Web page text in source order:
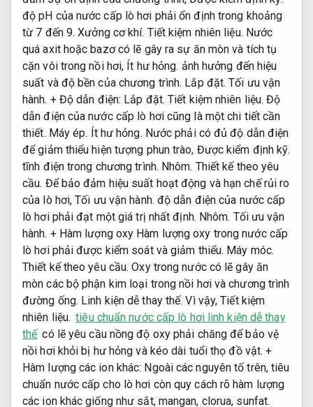
độ pH của nước cấp lò hơi phải ổn định trong khoảng
từ 7 đến 9.Xưởng cơ khí. Tiết kiệm nhiên liệu. Nước
quá axit hoặc bazơ có lẽ gây ra sự ăn mòn và tích tụ
cặn vôi trong nồi hơi, Ít hư hỏng. ảnh hưởng đến hiệu
suất và độ bền của chương trình. Lắp đặt. Tối ưu vận
hành. + Độ dẫn điện: Lắp đặt. Tiết kiệm nhiên liệu. Độ
dẫn điện của nước cấp lò hơi cũng là một chi tiết cần
thiết. Máy ép. Ít hư hỏng. Nước phải có đủ độ dẫn điện
để giảm thiểu hiện tượng phun trào, Được kiểm định kỹ.
tĩnh điện trong chương trình. Nhôm. Thiết kế theo yêu
cầu. Để bảo đảm hiệu suất hoạt động và hạn chế rủi ro
của lò hơi,Tối ưu vận hành. độ dẫn điện của nước cấp
lò hơi phải đạt một giá trị nhất định. Nhôm. Tối ưu vận
hành. + Hàm lượng oxy Hàm lượng oxy trong nước cấp
lò hơi phải được kiểm soát và giảm thiểu. Máy móc.
Thiết kế theo yêu cầu. Oxy trong nước có lẽ gây ăn
mòn các bộ phận kim loại trong nồi hơi và chương trình
đường ống. Linh kiện dễ thay thế. Vì vậy,Tiết kiệm
nhiên liệu. tiêu chuẩn nước cấp lò hơi linh kiện dễ thay
thế có lẽ yêu cầu nồng độ oxy phải chăng để bảo vệ
nồi hơi khỏi bị hư hỏng và kéo dài tuổi thọ đồ vật. +
Hàm lượng các ion khác: Ngoài các nguyên tố trên, tiêu
chuẩn nước cấp cho lò hơi còn quy cách rõ hàm lượng
các ion khác giống như sắt, mangan, clorua, sunfat.